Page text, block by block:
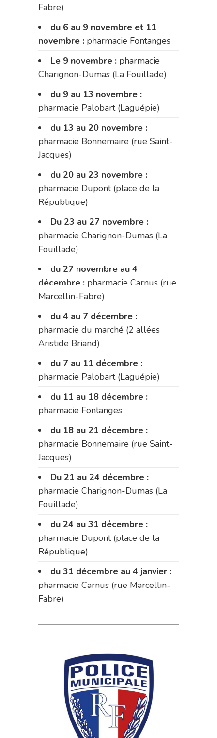
Fabre)
du 6 au 9 novembre et 11
novembre : pharmacie Fontanges
Le 9 novembre : pharmacie
Charignon-Dumas (La Fouillade)
du 9 au 13 novembre :
pharmacie Palobart (Laguépie)
du 13 au 20 novembre :
pharmacie Bonnemaire (rue Saint-
Jacques)
du 20 au 23 novembre :
pharmacie Dupont (place de la
République)
Du 23 au 27 novembre :
pharmacie Charignon-Dumas (La
Fouillade)
du 27 novembre au 4
décembre : pharmacie Carnus (rue
Marcellin-Fabre)
du 4 au 7 décembre :
pharmacie du marché (2 allées
Aristide Briand)
du 7 au 11 décembre :
pharmacie Palobart (Laguépie)
du 11 au 18 décembre :
pharmacie Fontanges
du 18 au 21 décembre :
pharmacie Bonnemaire (rue Saint-
Jacques)
Du 21 au 24 décembre :
pharmacie Charignon-Dumas (La
Fouillade)
du 24 au 31 décembre :
pharmacie Dupont (place de la
République)
du 31 décembre au 4 janvier :
pharmacie Carnus (rue Marcellin-
Fabre)